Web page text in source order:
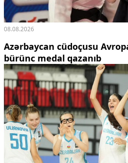
08.08.2026
Azərbaycan cüdoçusu
bürünc medal qazanıb